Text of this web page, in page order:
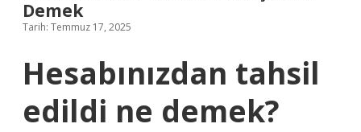
Demek
Tarih: Temmuz 17, 2025
Hesabınızdan tahsil
edildi ne demek?